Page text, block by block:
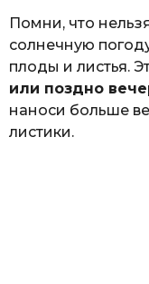
Помни, что
солнечную
плоды и листья.
или поздно
наноси больше
листики.